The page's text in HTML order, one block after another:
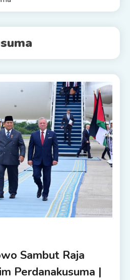
Sambut Raja
Perdanakusuma |